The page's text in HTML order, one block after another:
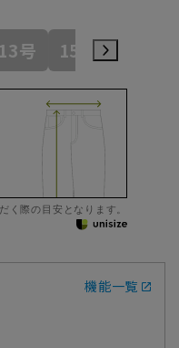
13号 15号
く際の目安となります。
機能一覧